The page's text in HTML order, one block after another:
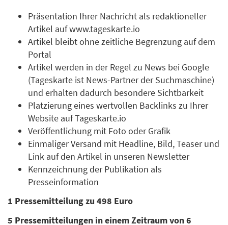
Präsentation Ihrer Nachricht als redaktioneller
Artikel auf www.tageskarte.io
Artikel bleibt ohne zeitliche Begrenzung auf dem
Portal
Artikel werden in der Regel zu News bei Google
(Tageskarte ist News-Partner der Suchmaschine)
und erhalten dadurch besondere Sichtbarkeit
Platzierung eines wertvollen Backlinks zu Ihrer
Website auf Tageskarte.io
Veröffentlichung mit Foto oder Grafik
Einmaliger Versand mit Headline, Bild, Teaser und
Link auf den Artikel in unseren Newsletter
Kennzeichnung der Publikation als
Presseinformation
1 Pressemitteilung zu 498 Euro
5 Pressemitteilungen in einem Zeitraum von 6